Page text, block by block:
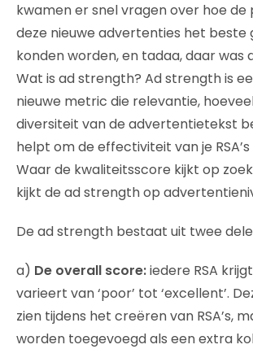
kwamen er snel vragen over hoe
deze nieuwe advertenties het beste
konden worden, en tadaa, daar was
Wat is ad strength? Ad strength is
nieuwe metric die relevantie,
diversiteit van de advertentietekst
helpt om de effectiviteit van je
Waar de kwaliteitsscore kijkt op
kijkt de ad strength op
De ad strength bestaat uit twee
a) De overall score:iedere RSA
varieert van ‘poor’ tot ‘excellent’.
zien tijdens het creëren van RSA’s,
worden toegevoegd als een extra